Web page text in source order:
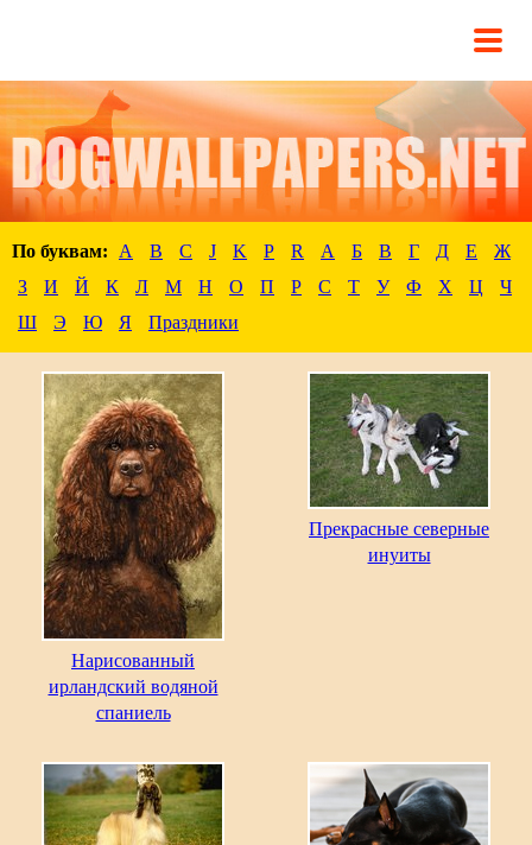
По буквам: A B C J K P R А Б В Г Д Е
Ж
З
И Й К Л М Н О П Р С Т У Ф Х Ц
Ч
Ш
Э Ю Я Праздники
Нарисованный
ирландский водяной
спаниель
Прекрасные северные
инуиты